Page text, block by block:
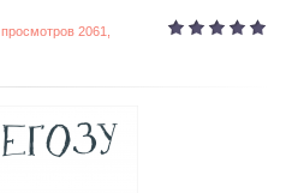
, просмотров 2061,